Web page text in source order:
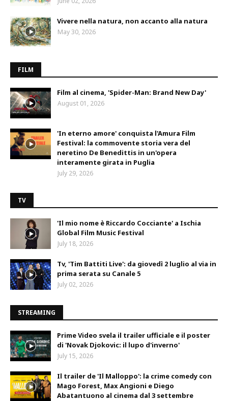
Vivere nella natura, non accanto alla natura
May 30, 2026
FILM
Film al cinema, 'Spider-Man: Brand New Day'
August 01, 2026
'In eterno amore' conquista l'Amura Film
Festival: la commovente storia vera del
neretino De Benedittis in un'opera
interamente girata in Puglia
July 29, 2026
TV
'Il mio nome è Riccardo Cocciante' a Ischia
Global Film Music Festival
July 18, 2026
Tv, 'Tim Battiti Live': da giovedì 2 luglio al via in
prima serata su Canale 5
July 02, 2026
STREAMING
Prime Video svela il trailer ufficiale e il poster
di 'Novak Djokovic: il lupo d'inverno'
July 15, 2026
Il trailer de 'Il Malloppo': la crime comedy con
Mago Forest, Max Angioni e Diego
Abatantuono al cinema dal 3 settembre